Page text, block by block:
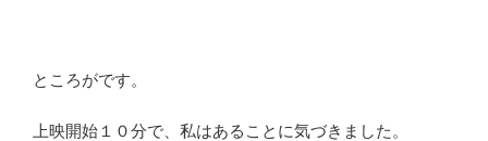
ところがです。
上映開始１０分で、私はあることに気づきました。